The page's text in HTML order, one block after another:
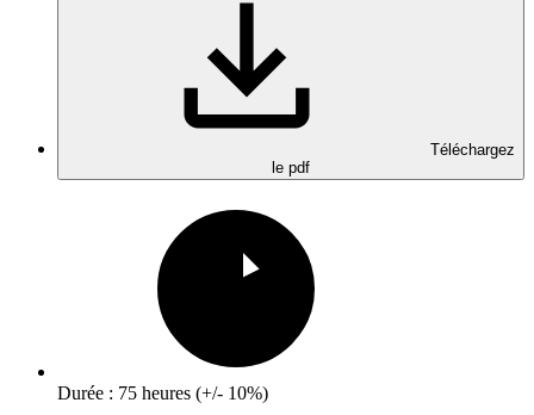
Téléchargez
le pdf
Durée : 75 heures (+/- 10%)